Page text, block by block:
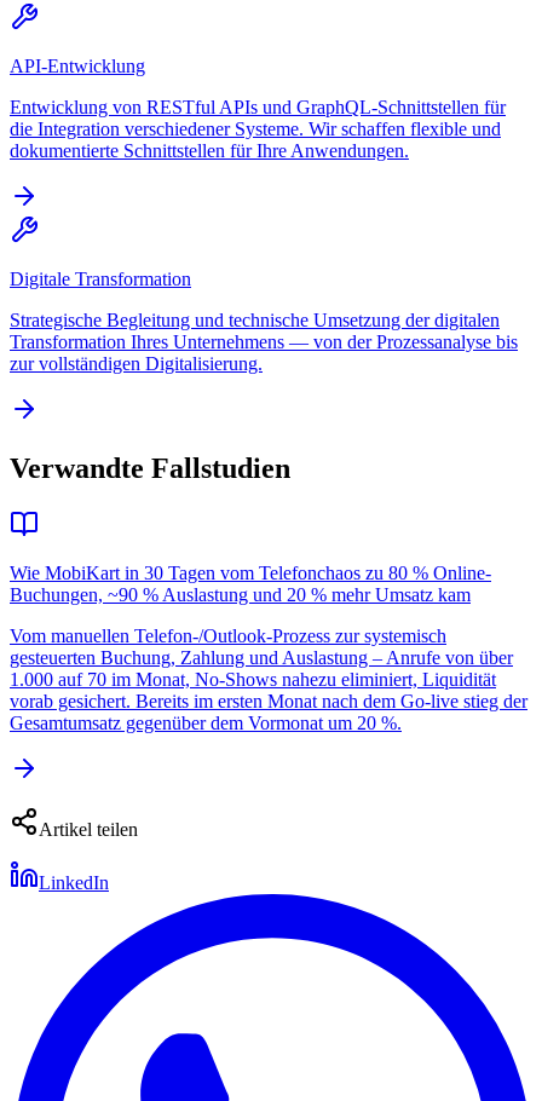
API-Entwicklung
Entwicklung von RESTful APIs und GraphQL-Schnittstellen für
die Integration verschiedener Systeme. Wir schaffen flexible und
dokumentierte Schnittstellen für Ihre Anwendungen.
Digitale Transformation
Strategische Begleitung und technische Umsetzung der digitalen
Transformation Ihres Unternehmens — von der Prozessanalyse bis
zur vollständigen Digitalisierung.
Verwandte Fallstudien
Wie MobiKart in 30 Tagen vom Telefonchaos zu 80 % Online-
Buchungen, ~90 % Auslastung und 20 % mehr Umsatz kam
Vom manuellen Telefon-/Outlook-Prozess zur systemisch
gesteuerten Buchung, Zahlung und Auslastung – Anrufe von über
1.000 auf 70 im Monat, No-Shows nahezu eliminiert, Liquidität
vorab gesichert. Bereits im ersten Monat nach dem Go-live stieg der
Gesamtumsatz gegenüber dem Vormonat um 20 %.
Artikel teilen
LinkedIn